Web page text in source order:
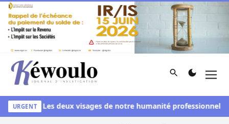
Aller au contenu
Kéwoulo, le premier site d'information et d'investigation
Rechercher
URGENTLes deux visages de notre humanité professionnelle :